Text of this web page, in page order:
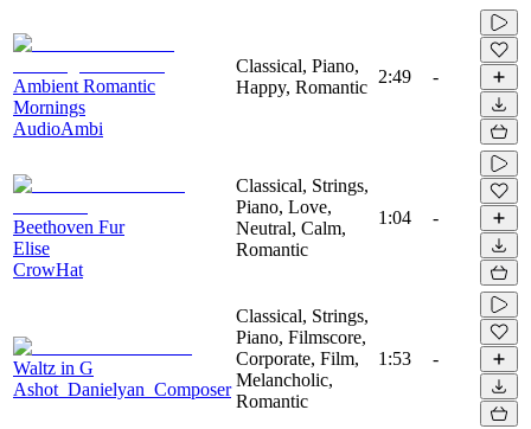
Ambient Romantic
Mornings
AudioAmbi
Classical, Piano,
Happy, Romantic
2:49 -
Beethoven Fur
Elise
CrowHat
Classical, Strings,
Piano, Love,
Neutral, Calm,
Romantic
1:04 -
Waltz in G
Ashot_Danielyan_Composer
Classical, Strings,
Piano, Filmscore,
Corporate, Film,
Melancholic,
Romantic
1:53 -